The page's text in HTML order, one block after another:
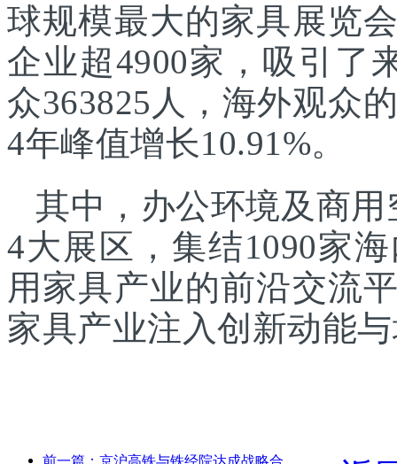
球规模最大的家具展览
企业超4900家，吸引了
众363825人，海外观众
4年峰值增长10.91%。
其中，办公环境及商
4大展区，集结1090家
用家具产业的前沿交流
家具产业注入创新动能